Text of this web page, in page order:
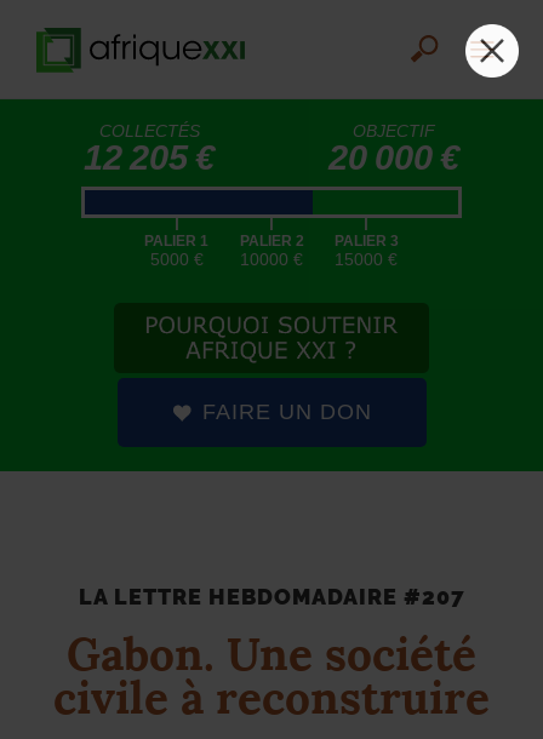
COLLECTÉS
12 205 €
OBJECTIF
20 000 €
|
PALIER 1
5000 €
|
PALIER 2
10000 €
|
PALIER 3
15000 €
FAIRE UN DON
LA LETTRE HEBDOMADAIRE #207
Gabon. Une société
civile à reconstruire